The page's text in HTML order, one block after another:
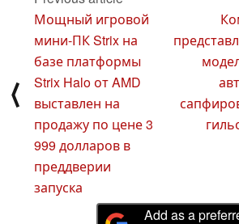
⟨
Мощный игровой
мини-ПК Strix на
базе платформы
Strix Halo от AMD
выставлен на
продажу по цене 3
999 долларов в
преддверии
запуска
Add as a